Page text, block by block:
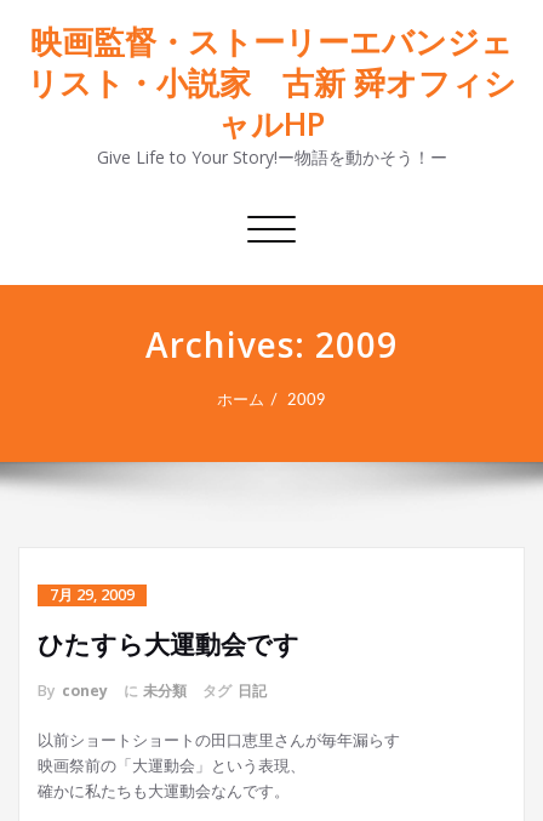
映画監督・ストーリーエバンジェ
リスト・小説家 古新 舜オフィシ
ャルHP
Give Life to Your Story!ー物語を動かそう！ー
ナ
ゲ
シ
ョ
ン
切
替
Archives: 2009
ホーム 2009
7月 29, 2009
ひたすら大運動会です
By coney に 未分類 タグ 日記
以前ショートショートの田口恵里さんが毎年漏らす
映画祭前の「大運動会」という表現、
確かに私たちも大運動会なんです。